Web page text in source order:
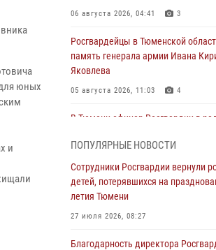
юных
и
06 августа 2026, 04:41 3
Росгвардейцы в Тюменской
память генерала армии Ивана
Яковлева
05 августа 2026, 11:03 4
В Тюмени офицер Росгвардии в
владения оружием
05 августа 2026, 09:56 2
Военнослужащие Росгвардии сбили
ПОПУЛЯРНЫЕ НОВОСТИ
Сотрудники Росгвардии вернули
детей, потерявшихся на
летия Тюмени
27 июля 2026, 08:27
Благодарность директора